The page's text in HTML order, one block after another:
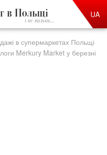
в Польщі
і не тільки...
UA
в супермаркетах Польщі
Merkury Market у березні